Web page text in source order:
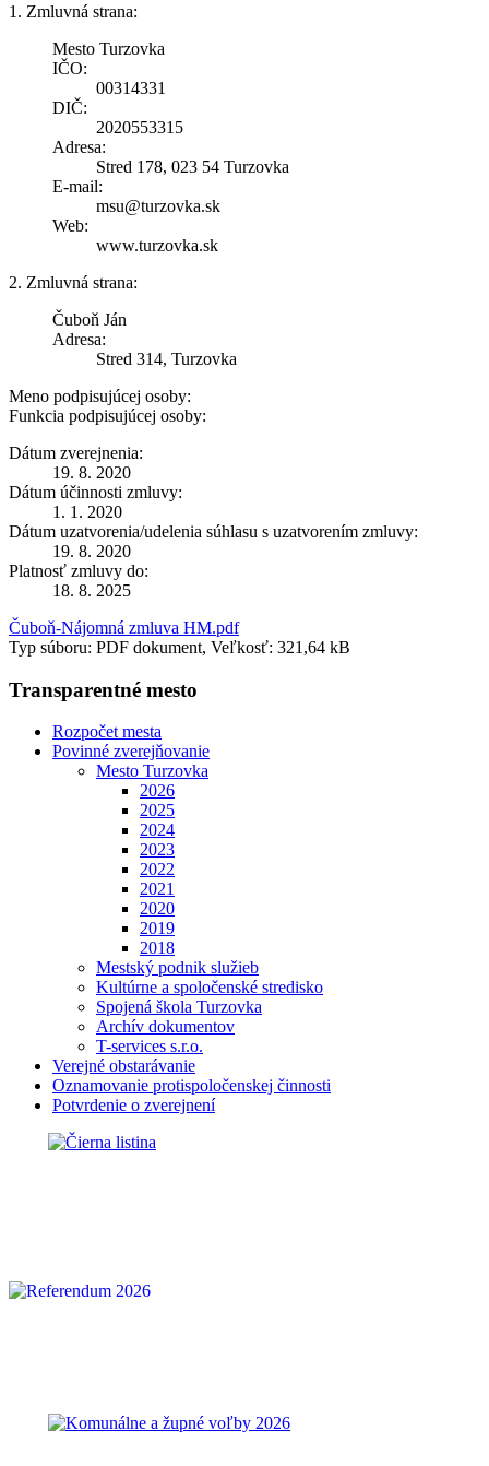
1. Zmluvná strana:
Mesto Turzovka
IČO:
00314331
DIČ:
2020553315
Adresa:
Stred 178, 023 54 Turzovka
E-mail:
msu@turzovka.sk
Web:
www.turzovka.sk
2. Zmluvná strana:
Čuboň Ján
Adresa:
Stred 314, Turzovka
Meno podpisujúcej osoby:
Funkcia podpisujúcej osoby:
Dátum zverejnenia:
19. 8. 2020
Dátum účinnosti zmluvy:
1. 1. 2020
Dátum uzatvorenia/udelenia súhlasu s uzatvorením zmluvy:
19. 8. 2020
Platnosť zmluvy do:
18. 8. 2025
Čuboň-Nájomná zmluva HM.pdf
Typ súboru: PDF dokument, Veľkosť: 321,64 kB
Transparentné mesto
Rozpočet mesta
Povinné zverejňovanie
Mesto Turzovka
2026
2025
2024
2023
2022
2021
2020
2019
2018
Mestský podnik služieb
Kultúrne a spoločenské stredisko
Spojená škola Turzovka
Archív dokumentov
T-services s.r.o.
Verejné obstarávanie
Oznamovanie protispoločenskej činnosti
Potvrdenie o zverejnení